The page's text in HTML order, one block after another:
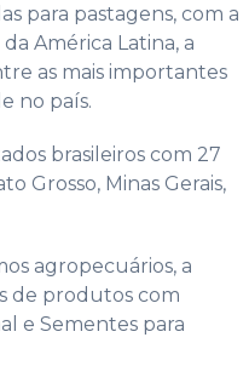
para pastagens, com a
América Latina, a
as mais importantes
no país.
brasileiros com 27
Grosso, Minas Gerais,
agropecuários, a
de produtos com
e Sementes para